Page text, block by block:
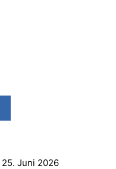
25. Juni 2026